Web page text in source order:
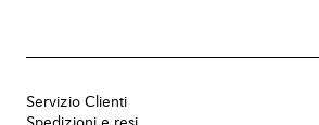
Servizio Clienti